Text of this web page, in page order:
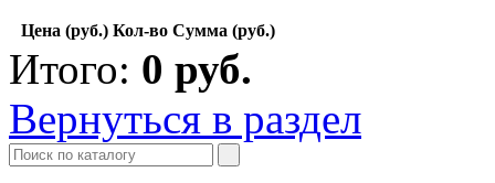
Цена (руб.) Кол-во Сумма (руб.)
Итого: 0 руб.
Вернуться в раздел